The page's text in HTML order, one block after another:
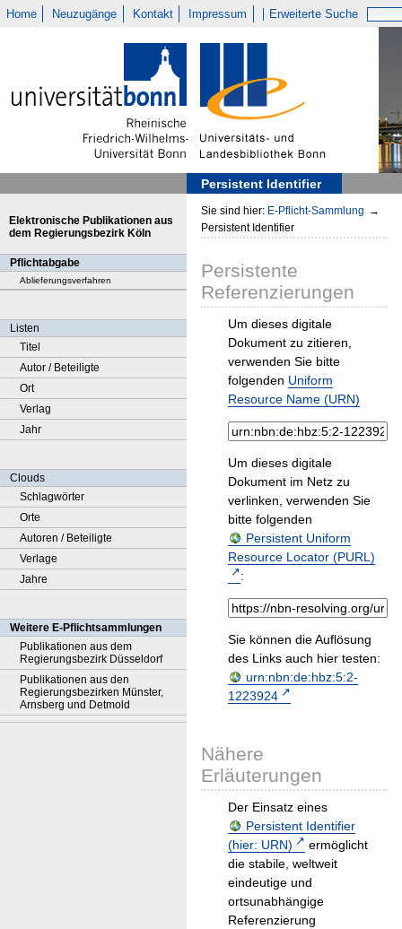
Home Neuzugänge Kontakt Impressum Erweiterte Suche
Persistent Identifier
Elektronische Publikationen aus
dem Regierungsbezirk Köln
Pflichtabgabe
Ablieferungsverfahren
Listen
Titel
Autor / Beteiligte
Ort
Verlag
Jahr
Clouds
Schlagwörter
Orte
Autoren / Beteiligte
Verlage
Jahre
Weitere E-Pflichtsammlungen
Publikationen aus dem
Regierungsbezirk Düsseldorf
Publikationen aus den
Regierungsbezirken Münster,
Arnsberg und Detmold
Sie sind hier: E-Pflicht-Sammlung →
Persistent Identifier
Persistente
Referenzierungen
Um dieses digitale
Dokument zu zitieren,
verwenden Sie bitte
folgenden Uniform
Resource Name (URN)
Um dieses digitale
Dokument im Netz zu
verlinken, verwenden Sie
bitte folgenden
Persistent Uniform
Resource Locator (PURL)
:
Sie können die Auflösung
des Links auch hier testen:
urn:nbn:de:hbz:5:2-
1223924
Nähere
Erläuterungen
Der Einsatz eines
Persistent Identifier
(hier: URN)
ermöglicht
die stabile, weltweit
eindeutige und
ortsunabhängige
Referenzierung